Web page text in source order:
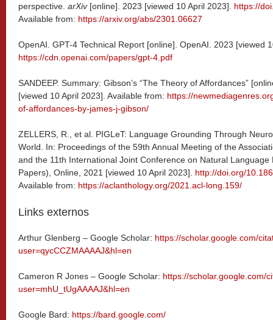
perspective. arXiv[online]. 2023 [viewed 10 April 2023]. https://
Available from: https://arxiv.org/abs/2301.06627
OpenAI. GPT-4 Technical Report [online]. OpenAI. 2023 [viewed
https://cdn.openai.com/papers/gpt-4.pdf
SANDEEP. Summary: Gibson’s “The Theory of Affordances”
[viewed 10 April 2023]. Available from: https://
of-affordances-by-james-j-gibson/
ZELLERS, R., et al. PIGLeT: Language Grounding Through
World. In: Proceedings of the 59th Annual Meeting of the
and the 11th International Joint Conference on Natural Language
Papers), Online, 2021 [viewed 10 April 2023]. http://doi.org/
Available from: https://aclanthology.org/2021.acl-long.159/
Links externos
Arthur Glenberg – Google Scholar: https://scholar.google.com/
user=qycCCZMAAAAJ&hl=en
Cameron R Jones – Google Scholar: https://scholar.google.com/
user=mhU_tUgAAAAJ&hl=en
Google Bard: https://bard.google.com/